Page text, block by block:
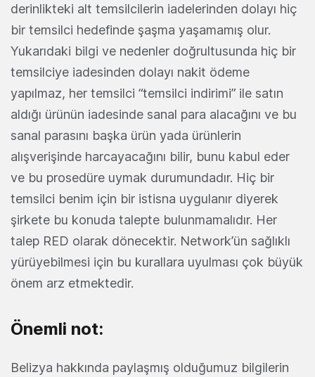
derinlikteki alt temsilcilerin iadelerinden dolayı hiç
bir temsilci hedefinde şaşma yaşamamış olur.
Yukarıdaki bilgi ve nedenler doğrultusunda hiç bir
temsilciye iadesinden dolayı nakit ödeme
yapılmaz, her temsilci “temsilci indirimi” ile satın
aldığı ürünün iadesinde sanal para alacağını ve bu
sanal parasını başka ürün yada ürünlerin
alışverişinde harcayacağını bilir, bunu kabul eder
ve bu prosedüre uymak durumundadır. Hiç bir
temsilci benim için bir istisna uygulanır diyerek
şirkete bu konuda talepte bulunmamalıdır. Her
talep RED olarak dönecektir. Network’ün sağlıklı
yürüyebilmesi için bu kurallara uyulması çok büyük
önem arz etmektedir.
Önemli not:
Belizya hakkında paylaşmış olduğumuz bilgilerin